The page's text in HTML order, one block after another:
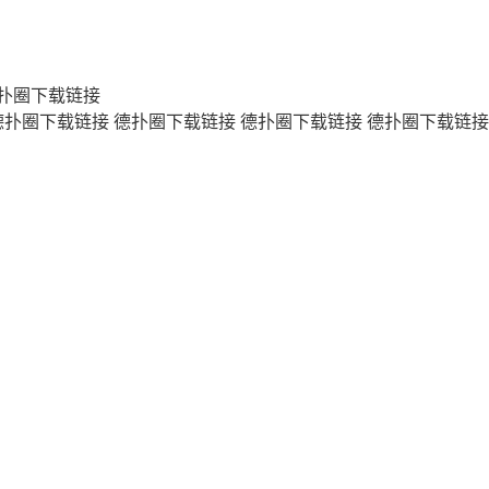
圈下载链接
扑圈下载链接 德扑圈下载链接 德扑圈下载链接 德扑圈下载链接